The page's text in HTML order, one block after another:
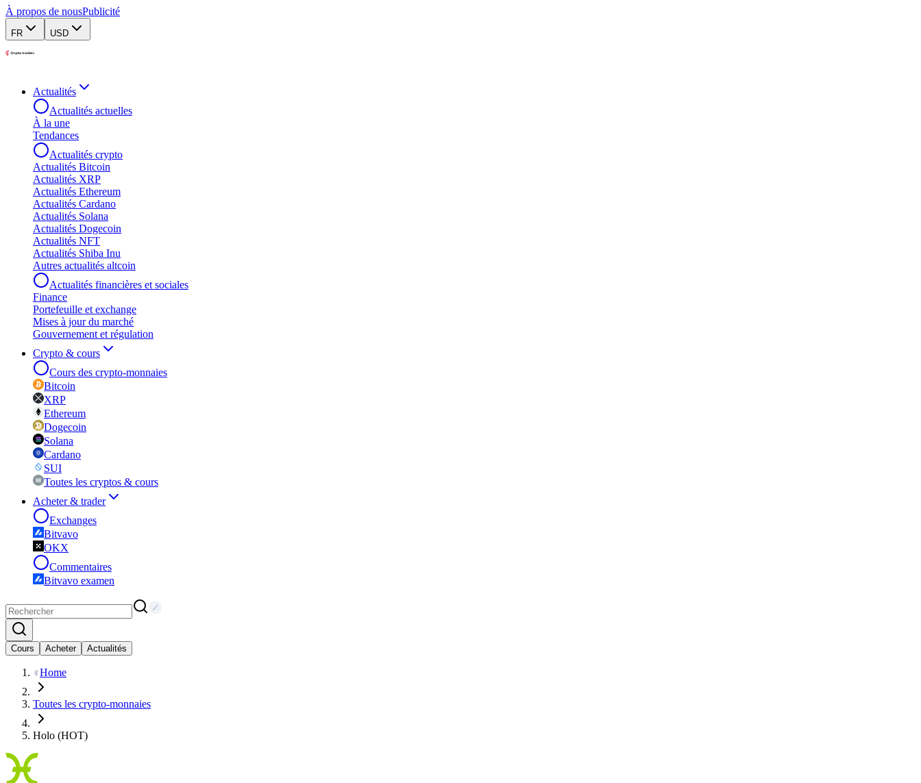
À propos de nousPublicité
FR USD
Actualités
Actualités actuelles
À la une
Tendances
Actualités crypto
Actualités Bitcoin
Actualités XRP
Actualités Ethereum
Actualités Cardano
Actualités Solana
Actualités Dogecoin
Actualités NFT
Actualités Shiba Inu
Autres actualités altcoin
Actualités financières et sociales
Finance
Portefeuille et exchange
Mises à jour du marché
Gouvernement et régulation
Crypto & cours
Cours des crypto-monnaies
Bitcoin
XRP
Ethereum
Dogecoin
Solana
Cardano
SUI
Toutes les cryptos & cours
Acheter & trader
Exchanges
Bitvavo
OKX
Commentaires
Bitvavo examen
Cours Acheter Actualités
Home
Toutes les crypto-monnaies
Holo (HOT)